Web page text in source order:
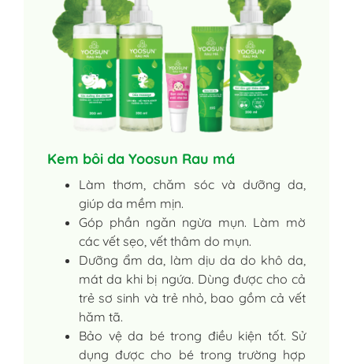
Kem bôi da Yoosun Rau má
Làm thơm, chăm sóc và dưỡng da,
giúp da mềm mịn.
Góp phần ngăn ngừa mụn. Làm mờ
các vết sẹo, vết thâm do mụn.
Dưỡng ẩm da, làm dịu da do khô da,
mát da khi bị ngứa. Dùng được cho cả
trẻ sơ sinh và trẻ nhỏ, bao gồm cả vết
hăm tã.
Bảo vệ da bé trong điều kiện tốt. Sử
dụng được cho bé trong trường hợp